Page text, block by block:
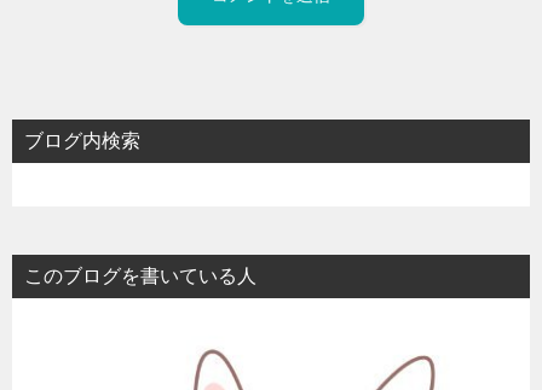
ブログ内検索
このブログを書いている人